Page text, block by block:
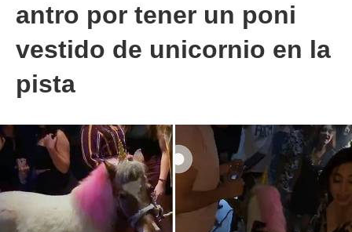
antro por tener un poni
vestido de unicornio en la
pista